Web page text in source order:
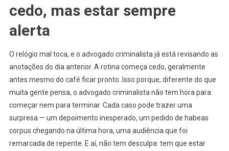
cedo, mas estar sempre
alerta
O relógio mal toca, e o advogado criminalista já está revisando as
anotações do dia anterior. A rotina começa cedo, geralmente
antes mesmo do café ficar pronto. Isso porque, diferente do que
muita gente pensa, o advogado criminalista não tem hora para
começar nem para terminar. Cada caso pode trazer uma
surpresa — um depoimento inesperado, um pedido de habeas
corpus chegando na última hora, uma audiência que foi
remarcada de repente. E aí, não tem desculpa: tem que estar